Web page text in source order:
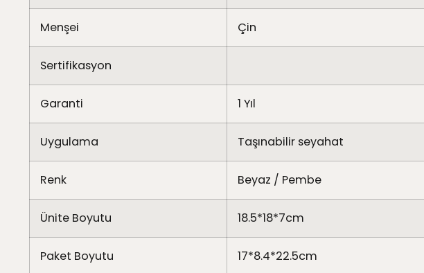
Menşei Çin
Sertifikasyon
Garanti 1 Yıl
Uygulama Taşınabilir seyahat
Renk Beyaz / Pembe
Ünite Boyutu 18.5*18*7cm
Paket Boyutu 17*8.4*22.5cm